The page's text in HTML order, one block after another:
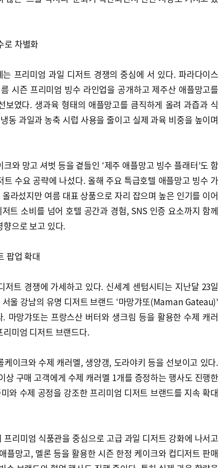
로 차별화
프리미엄 과일 디저트 경쟁의 중심에 서 있다. 파라다이스
시즌 프리미엄 빙수 라인업을 공개하고 제주산 애플망고를
보였다. 생과육 형태의 애플망고를 큼직하게 올려 과즙과 식
동 과일과 농축 시럽 사용을 줄이고 실제 과육 비중을 높이며
와 망고 셔벗 등을 곁들인 ‘제주 애플망고 빙수 플래터’도 함
트 수요 공략에 나섰다. 올해 주요 특급호텔 애플망고 빙수 가
라섰지만 여름 대표 상품으로 자리 잡으며 높은 인기를 이어
트 소비를 넘어 호텔 공간과 경험, SNS 인증 요소까지 함께
으로 보고 있다.
팝업 확대
저트 경쟁에 가세하고 있다. 신세계 센텀시티는 지난달 23일
울 강남의 유명 디저트 브랜드 ‘마망갸또(Maman Gateau)’
마망갸또는 프랑스산 버터와 생크림 등을 활용한 수제 캐러
미엄 디저트 브랜드다.
케이크와 수제 캐러멜, 생양갱, 도라야키 등을 선보이고 있다.
상 구매 고객에게 수제 캐러멜 1개를 증정하는 행사도 진행한
와 수제 공정을 강조한 프리미엄 디저트 브랜드를 지속 확대
리미엄 식품관을 중심으로 고급 과일 디저트 강화에 나서고
플망고, 멜론 등을 활용한 시즌 한정 케이크와 컵디저트 판매